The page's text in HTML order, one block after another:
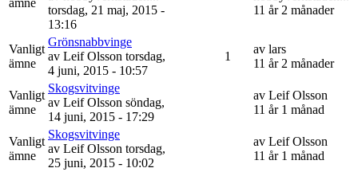
torsdag, 21 maj, 2015 -
13:16
11 år 2 månader
Vanligt
ämne
Grönsnabbvinge
av Leif Olsson torsdag,
4 juni, 2015 - 10:57
1
av lars
11 år 2 månader
Vanligt
ämne
Skogsvitvinge
av Leif Olsson söndag,
14 juni, 2015 - 17:29
av Leif Olsson
11 år 1 månad
Vanligt
ämne
Skogsvitvinge
av Leif Olsson torsdag,
25 juni, 2015 - 10:02
av Leif Olsson
11 år 1 månad